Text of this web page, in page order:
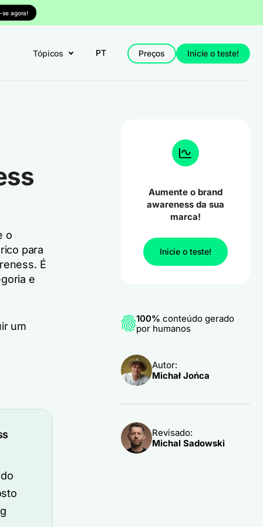
se agora!
Tópicos PT Preços Inicie o teste!
o
para
É
e
um
Aumente o brand
awareness da sua
marca!
Inicie o teste!
100% conteúdo gerado
por humanos
Autor:
Michał Jońca
Revisado:
Michal Sadowski